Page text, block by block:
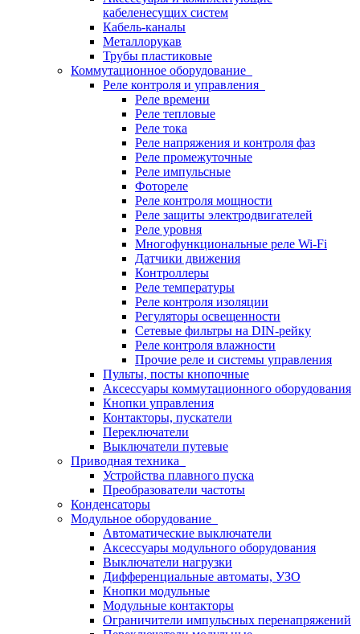
кабеленесущих систем
Кабель-каналы
Металлорукав
Трубы пластиковые
Коммутационное оборудование
Реле контроля и управления
Реле времени
Реле тепловые
Реле тока
Реле напряжения и контроля фаз
Реле промежуточные
Реле импульсные
Фотореле
Реле контроля мощности
Реле защиты электродвигателей
Реле уровня
Многофункциональные реле Wi-Fi
Датчики движения
Контроллеры
Реле температуры
Реле контроля изоляции
Регуляторы освещенности
Сетевые фильтры на DIN-рейку
Реле контроля влажности
Прочие реле и системы управления
Пульты, посты кнопочные
Аксессуары коммутационного оборудования
Кнопки управления
Контакторы, пускатели
Переключатели
Выключатели путевые
Приводная техника
Устройства плавного пуска
Преобразователи частоты
Конденсаторы
Модульное оборудование
Автоматические выключатели
Аксессуары модульного оборудования
Выключатели нагрузки
Дифференциальные автоматы, УЗО
Кнопки модульные
Модульные контакторы
Ограничители импульсных перенапряжений